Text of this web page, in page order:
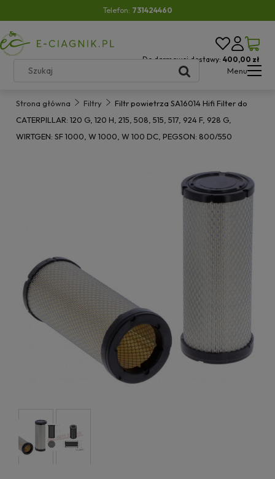
Telefon: 731424460
Do darmowej dostawy: 400,00 zł
Menu
Strona główna Filtry
Filtr powietrza SA16014 Hifi Filter do
CATERPILLAR: 120 G, 120 H, 215, 508, 515, 517, 924 F, 928 G,
WIRTGEN: SF 1000, W 1000, W 100 DC, PEGSON: 800/550